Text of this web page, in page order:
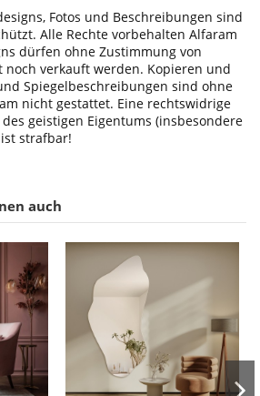
Fotos und Beschreibungen sind
Alle Rechte vorbehalten Alfaram
dürfen ohne Zustimmung von
verkauft werden. Kopieren und
Spiegelbeschreibungen sind ohne
nicht gestattet. Eine rechtswidrige
geistigen Eigentums (insbesondere
strafbar!
auch